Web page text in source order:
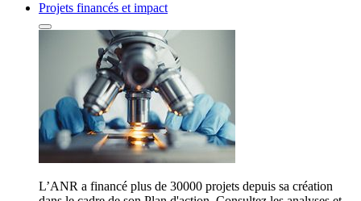
Projets financés et impact
L’ANR a financé plus de 30000 projets depuis sa création